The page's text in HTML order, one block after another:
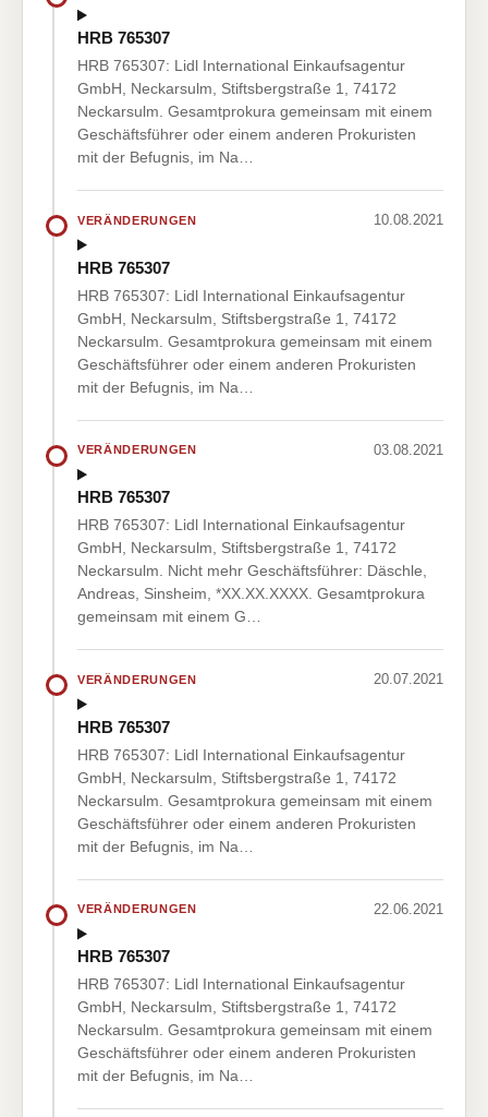
HRB 765307
HRB 765307: Lidl International Einkaufsagentur
GmbH, Neckarsulm, Stiftsbergstraße 1, 74172
Neckarsulm. Gesamtprokura gemeinsam mit einem
Geschäftsführer oder einem anderen Prokuristen
mit der Befugnis, im Na…
VERÄNDERUNGEN 10.08.2021
HRB 765307
HRB 765307: Lidl International Einkaufsagentur
GmbH, Neckarsulm, Stiftsbergstraße 1, 74172
Neckarsulm. Gesamtprokura gemeinsam mit einem
Geschäftsführer oder einem anderen Prokuristen
mit der Befugnis, im Na…
VERÄNDERUNGEN 03.08.2021
HRB 765307
HRB 765307: Lidl International Einkaufsagentur
GmbH, Neckarsulm, Stiftsbergstraße 1, 74172
Neckarsulm. Nicht mehr Geschäftsführer: Däschle,
Andreas, Sinsheim, *XX.XX.XXXX. Gesamtprokura
gemeinsam mit einem G…
VERÄNDERUNGEN 20.07.2021
HRB 765307
HRB 765307: Lidl International Einkaufsagentur
GmbH, Neckarsulm, Stiftsbergstraße 1, 74172
Neckarsulm. Gesamtprokura gemeinsam mit einem
Geschäftsführer oder einem anderen Prokuristen
mit der Befugnis, im Na…
VERÄNDERUNGEN 22.06.2021
HRB 765307
HRB 765307: Lidl International Einkaufsagentur
GmbH, Neckarsulm, Stiftsbergstraße 1, 74172
Neckarsulm. Gesamtprokura gemeinsam mit einem
Geschäftsführer oder einem anderen Prokuristen
mit der Befugnis, im Na…